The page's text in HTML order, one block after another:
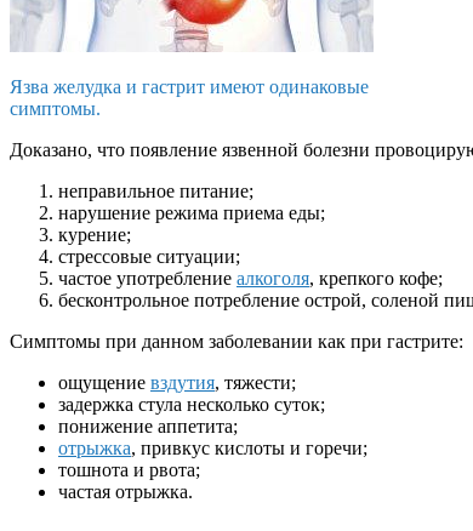
Язва желудка и гастрит имеют одинаковые
симптомы.
Доказано, что появление язвенной болезни
неправильное питание;
нарушение режима приема еды;
курение;
стрессовые ситуации;
частое употребление алкоголя, крепкого кофе;
бесконтрольное потребление острой, соленой
Симптомы при данном заболевании как при гастрите:
ощущение вздутия, тяжести;
задержка стула несколько суток;
понижение аппетита;
отрыжка, привкус кислоты и горечи;
тошнота и рвота;
частая отрыжка.